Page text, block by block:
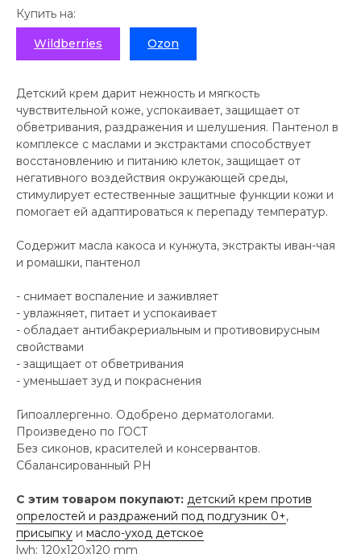
Купить на:
Wildberries Ozon
Детский крем дарит нежность и мягкость
чувствительной коже, успокаивает, защищает от
обветривания, раздражения и шелушения. Пантенол в
комплексе с маслами и экстрактами способствует
восстановлению и питанию клеток, защищает от
негативного воздействия окружающей среды,
стимулирует естественные защитные функции кожи и
помогает ей адаптироваться к перепаду температур.
Содержит масла какоса и кунжута, экстракты иван-чая
и ромашки, пантенол
- снимает воспаление и заживляет
- увлажняет, питает и успокаивает
- обладает антибакрериальным и противовирусным
свойствами
- защищает от обветривания
- уменьшает зуд и покраснения
Гипоаллергенно. Одобрено дерматологами.
Произведено по ГОСТ
Без сиконов, красителей и консервантов.
Сбалансированный PH
С этим товаром покупают: детский крем против
опрелостей и раздражений под подгузник 0+,
присыпку и масло-уход детское
lwh: 120x120x120 mm